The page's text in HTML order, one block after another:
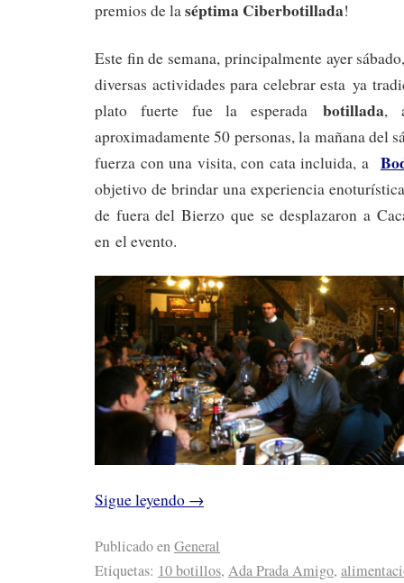
premios de laséptima Ciberbotillada!
Este fin de semana, principalmente ayer
diversas actividades para celebrar esta ya
plato fuerte fue la esperadabotillada,
aproximadamente 50 personas, la mañana del
fuerza con una visita, con cata incluida, a
objetivo de brindar una experiencia
de fuera del Bierzo que se desplazaron a
en el evento.
Sigue leyendo →
Publicado enGeneral
Etiquetas: 10 botillos, Ada Prada Amigo,